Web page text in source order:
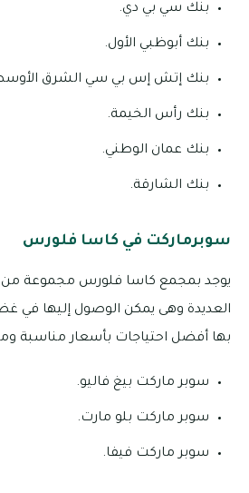
بنك سي بي دي.
بنك أبوظبي الأول.
بنك إتش إس بي سي الشرق
بنك رأس الخيمة.
بنك عمان الوطني.
بنك الشارقة.
سوبرماركت في كاسا فلورس
يوجد بمجمع كاسا فلورس مجموعة من
العديدة وهى يمكن الوصول إليها في
بها أفضل احتياجات بأسعار مناسبة
سوبر ماركت بيغ فاليو.
سوبر ماركت بلو مارت.
سوبر ماركت فيفا.